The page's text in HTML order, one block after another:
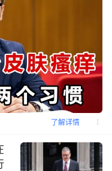
了解详情